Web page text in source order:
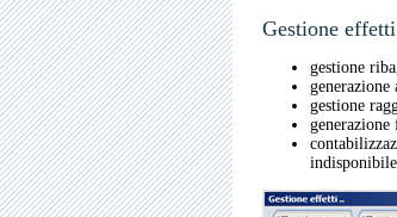
Gestione effetti
gestione
generazione
gestione
indisponibile